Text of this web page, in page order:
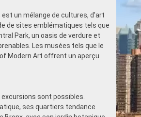
est un mélange de cultures, d'art
de sites emblématiques tels que
Park, un oasis de verdure et
Les musées tels que le
Modern Art offrent un aperçu
sont possibles.
ses quartiers tendance